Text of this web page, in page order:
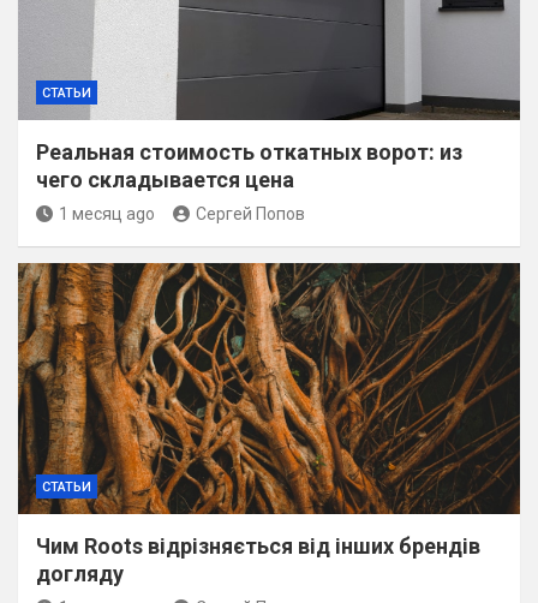
СТАТЬИ
Реальная стоимость откатных ворот: из
чего складывается цена
1 месяц ago Сергей Попов
СТАТЬИ
Чим Roots відрізняється від інших брендів
догляду